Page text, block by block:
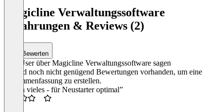
Magicline Verwaltungssoftware
Erfahrungen & Reviews (2)
Bewerten
Was User über Magicline Verwaltungssoftware sagen
Es sind noch nicht genügend Bewertungen vorhanden, um eine
Zusammenfassung zu erstellen.
“Kann vieles - für Neustarter optimal”